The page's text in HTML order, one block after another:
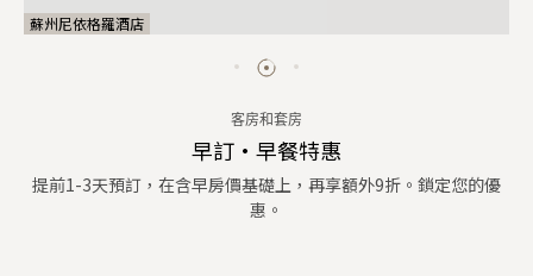
蘇州尼依格羅酒店
客房和套房
早訂·早餐特惠
提前1-3天預訂，在含早房價基礎上，再享額外9折。鎖定您的優
惠。